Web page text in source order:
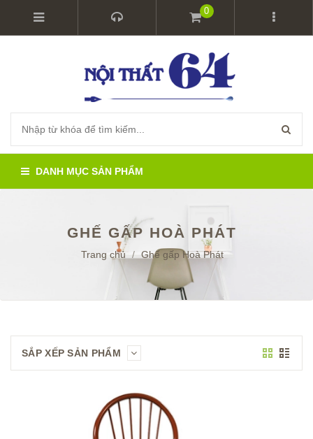
0
DANH MỤC SẢN PHẨM
GHẾ GẤP HOÀ PHÁT
Trang chủ / Ghế gấp Hoà Phát
SẮP XẾP SẢN PHẨM